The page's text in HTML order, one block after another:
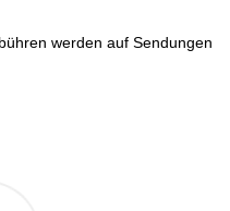
werden auf Sendungen